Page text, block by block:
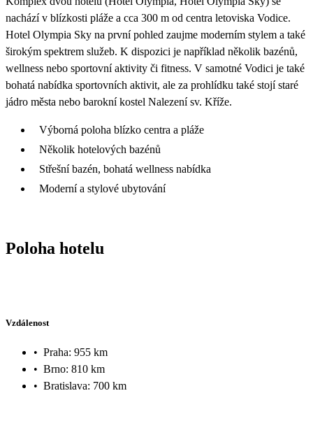
nachází v blízkosti pláže a cca 300 m od centra letoviska Vodice.
Hotel Olympia Sky na první pohled zaujme moderním stylem a také
širokým spektrem služeb. K dispozici je například několik bazénů,
wellness nebo sportovní aktivity či fitness. V samotné Vodici je také
bohatá nabídka sportovních aktivit, ale za prohlídku také stojí staré
jádro města nebo barokní kostel Nalezení sv. Kříže.
Výborná poloha blízko centra a pláže
Několik hotelových bazénů
Střešní bazén, bohatá wellness nabídka
Moderní a stylové ubytování
Poloha hotelu
Vzdálenost
• Praha: 955 km
• Brno: 810 km
• Bratislava: 700 km